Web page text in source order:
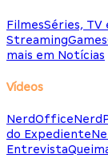
FilmesSéries, TV
StreamingGames
mais em Notícias
Vídeos
NerdOffice
do Expediente
Entrevista